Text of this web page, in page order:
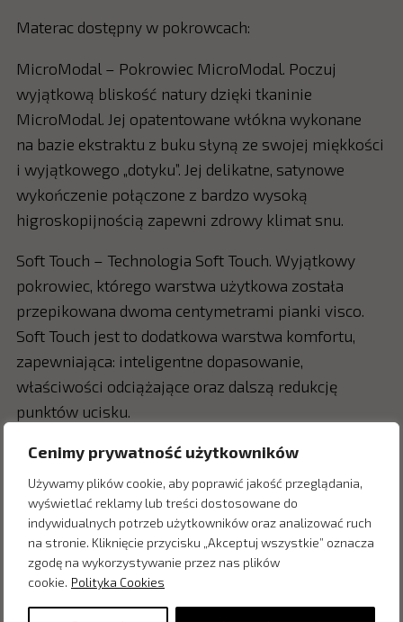
Cenimy prywatność użytkowników
Używamy plików cookie, aby poprawić jakość przeglądania,
wyświetlać reklamy lub treści dostosowane do
indywidualnych potrzeb użytkowników oraz analizować ruch
na stronie. Kliknięcie przycisku „Akceptuj wszystkie” oznacza
zgodę na wykorzystywanie przez nas plików
cookie. Polityka Cookies
Materac dostępny w pokrowcach:
MicroModal – Pokrowiec MicroModal. Poczuj
wyjątkową bliskość natury dzięki tkaninie
MicroModal. Jej opatentowane włókna wykonane
na bazie ekstraktu z buku słyną ze swojej miękkości
i wyjątkowego „dotyku”. Jej delikatne, satynowe
wykończenie połączone z bardzo wysoką
higroskopijnością zapewni zdrowy klimat snu.
Soft Touch – Technologia Soft Touch. Wyjątkowy
pokrowiec, którego warstwa użytkowa została
przepikowana dwoma centymetrami pianki visco.
Soft Touch jest to dodatkowa warstwa komfortu,
zapewniająca: inteligentne dopasowanie,
właściwości odciążające oraz dalszą redukcję
punktów ucisku.
Zapytaj o cenę w salonie: